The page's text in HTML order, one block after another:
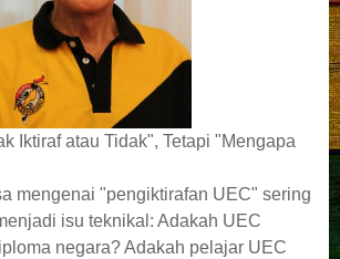
Iktiraf atau Tidak", Tetapi "Mengapa
mengenai "pengiktirafan UEC" sering
isu teknikal: Adakah UEC
negara? Adakah pelajar UEC